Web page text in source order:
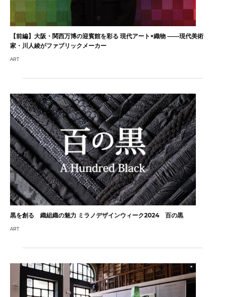
【前編】大阪・関西万博の迎賓館を彩る 現代アート×織物 ――現代美術
家・川人綾がファブリックメーカー
ART
黒を創る 織組織の魅力 ミラノデザインウィーク2024 百の黒
ART